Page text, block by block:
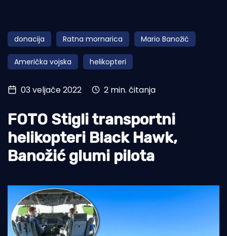
Obala
Otoci
Turizam i nautika
Pomorstvo
Ekologija
Tradicija i kultura
donacija Ratna mornarica Mario Banožić
Američka vojska helikopteri
03 veljače 2022 2 min. čitanja
FOTO Stigli transportni
helikopteri Black Hawk,
Banožić glumi pilota